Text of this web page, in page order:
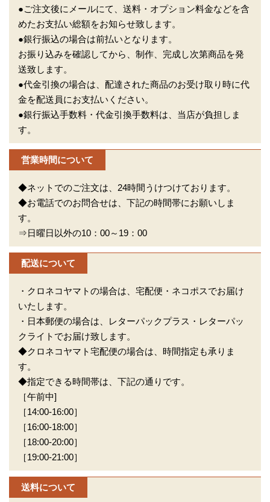
●ご注文後にメールにて、送料・オプション料金などを含
めたお支払い総額をお知らせ致します。
●銀行振込の場合は前払いとなります。
お振り込みを確認してから、制作、完成し次第商品を発
送致します。
●代金引換の場合は、配達された商品のお受け取り時に代
金を配送員にお支払いください。
●銀行振込手数料・代金引換手数料は、当店が負担しま
す。
営業時間について
◆ネットでのご注文は、24時間うけつけております。
◆お電話でのお問合せは、下記の時間帯にお願いしま
す。
⇒日曜日以外の10：00～19：00
配送について
・クロネコヤマトの場合は、宅配便・ネコポスでお届け
いたします。
・日本郵便の場合は、レターパックプラス・レターパッ
クライトでお届け致します。
◆クロネコヤマト宅配便の場合は、時間指定も承りま
す。
◆指定できる時間帯は、下記の通りです。
［午前中]
［14:00-16:00］
［16:00-18:00］
［18:00-20:00］
［19:00-21:00］
送料について